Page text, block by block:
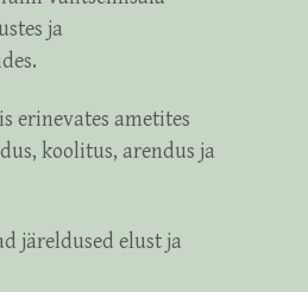
ja
erinevates ametites
koolitus, arendus ja
järeldused elust ja